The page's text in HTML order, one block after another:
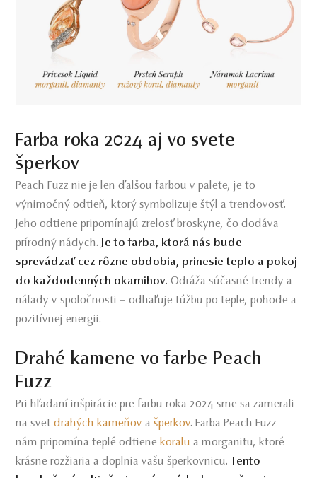
Farba roka 2024 aj vo svete
šperkov
Peach Fuzz nie je len ďalšou farbou v palete, je to
výnimočný odtieň, ktorý symbolizuje štýl a trendovosť.
Jeho odtiene pripomínajú zrelosť broskyne, čo dodáva
prírodný nádych.Je to farba, ktorá nás bude
sprevádzať cez rôzne obdobia, prinesie teplo a pokoj
do každodenných okamihov. Odráža súčasné trendy a
nálady v spoločnosti – odhaľuje túžbu po teple, pohode a
pozitívnej energii.
Drahé kamene vo farbe Peach
Fuzz
Pri hľadaní inšpirácie pre farbu roka 2024 sme sa zamerali
na svetdrahých kameňov ašperkov. Farba Peach Fuzz
nám pripomína teplé odtienekoralu a morganitu, ktoré
krásne rozžiaria a doplnia vašu šperkovnicu. Tento